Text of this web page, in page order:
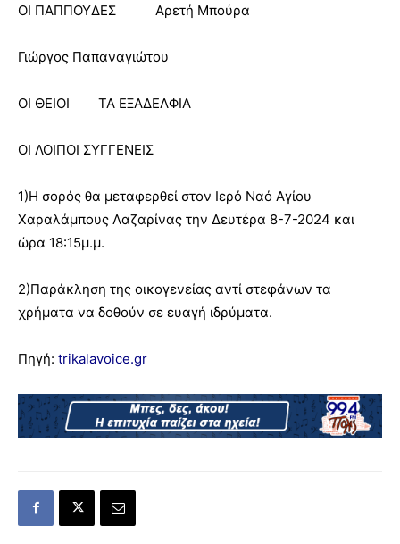
ΟΙ ΠΑΠΠΟΥΔΕΣ Αρετή Μπούρα
Γιώργος Παπαναγιώτου
ΟΙ ΘΕΙΟΙ ΤΑ ΕΞΑΔΕΛΦΙΑ
ΟΙ ΛΟΙΠΟΙ ΣΥΓΓΕΝΕΙΣ
1)Η σορός θα μεταφερθεί στον Ιερό Ναό Αγίου
Χαραλάμπους Λαζαρίνας την Δευτέρα 8-7-2024 και
ώρα 18:15μ.μ.
2)Παράκληση της οικογενείας αντί στεφάνων τα
χρήματα να δοθούν σε ευαγή ιδρύματα.
Πηγή: trikalavoice.gr